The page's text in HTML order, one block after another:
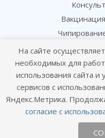
Политика
На сайте
необходимых для
использования сайта
сервисов с
Яндекс.Метрика.
согласие с